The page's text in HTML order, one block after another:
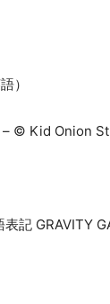
）
© Kid Onion
記 GRAVITY